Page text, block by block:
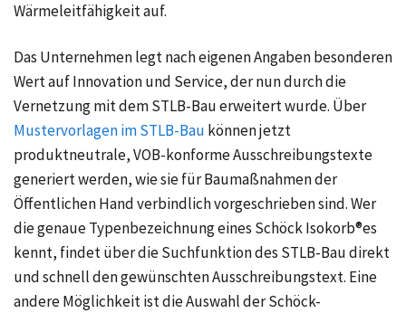
Wärmeleitfähigkeit auf.
Das Unternehmen legt nach eigenen Angaben besonderen
Wert auf Innovation und Service, der nun durch die
Vernetzung mit dem STLB-Bau erweitert wurde. Über
Mustervorlagen im STLB-Bau können jetzt
produktneutrale, VOB-konforme Ausschreibungstexte
generiert werden, wie sie für Baumaßnahmen der
Öffentlichen Hand verbindlich vorgeschrieben sind. Wer
die genaue Typenbezeichnung eines Schöck Isokorb®es
kennt, findet über die Suchfunktion des STLB-Bau direkt
und schnell den gewünschten Ausschreibungstext. Eine
andere Möglichkeit ist die Auswahl der Schöck-